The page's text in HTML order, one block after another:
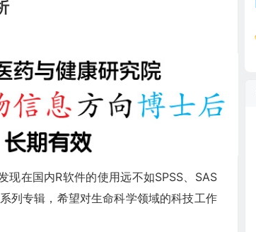
现在国内R软件的使用远不如SPSS、SAS
列专辑，希望对生命科学领域的科技工作